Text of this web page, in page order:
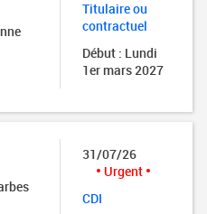
Titulaire ou
contractuel
Début : Lundi
1er mars 2027
31/07/26
Urgent
CDI